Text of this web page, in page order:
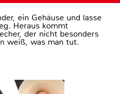
ein Gehäuse und lasse
Heraus kommt
der nicht besonders
weiß, was man tut.